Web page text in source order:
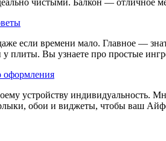
чистыми. Балкон — отличное
если времени мало. Главное —
у плиты. Вы узнаете про простые
оформления
устройству индивидуальность.
обои и виджеты, чтобы ваш